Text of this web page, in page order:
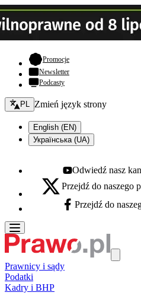
Promocje- otwiera się w nowej
Newsletter
Podcasty
Zmień język - bieżący:
PL Zmień język strony
English (EN)
Українська (UA)
Youtube - otwiera się w
Odwiedź nasz
X - otwiera się w nowej karcie
Przejdź do naszego
Facebook - otwiera się w
Przejdź do
Prawnicy i sądy
Podatki
Kadry i BHP